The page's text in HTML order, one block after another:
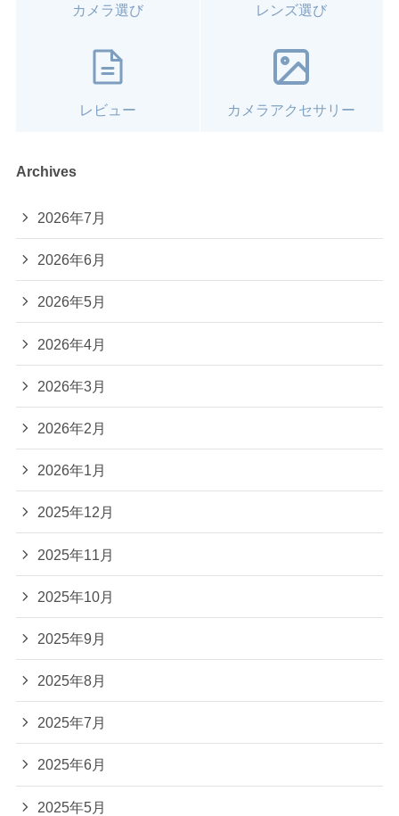
カメラ選び レンズ選び
レビュー カメラアクセサリー
Archives
2026年7月
2026年6月
2026年5月
2026年4月
2026年3月
2026年2月
2026年1月
2025年12月
2025年11月
2025年10月
2025年9月
2025年8月
2025年7月
2025年6月
2025年5月